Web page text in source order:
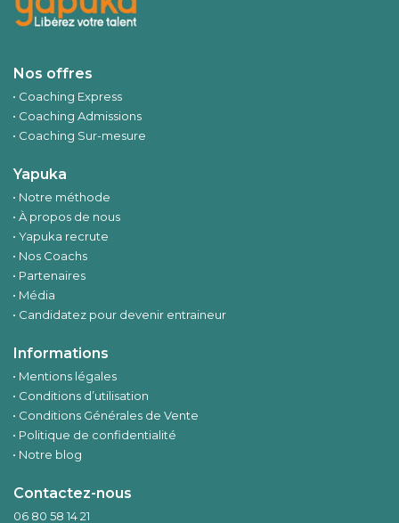
Nos offres
Coaching Express
Coaching Admissions
Coaching Sur-mesure
Yapuka
Notre méthode
À propos de nous
Yapuka recrute
Nos Coachs
Partenaires
Média
Candidatez pour devenir entraineur
Informations
Mentions légales
Conditions d’utilisation
Conditions Générales de Vente
Politique de confidentialité
Notre blog
Contactez-nous
06 80 58 14 21